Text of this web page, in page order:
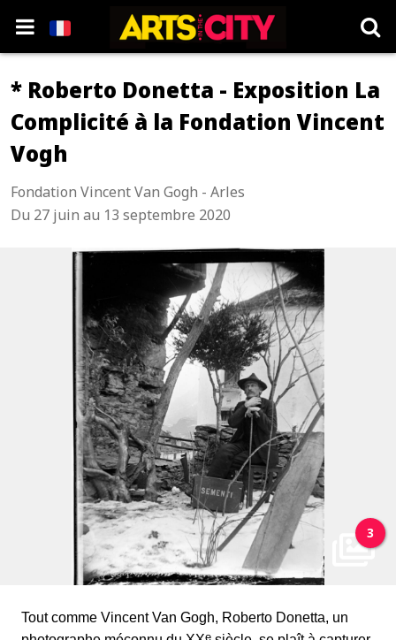
* Roberto Donetta - Exposition La
Complicité à la Fondation Vincent
Vogh
Fondation Vincent Van Gogh - Arles
Du 27 juin au 13 septembre 2020
3
Tout comme Vincent Van Gogh, Roberto Donetta, un
e